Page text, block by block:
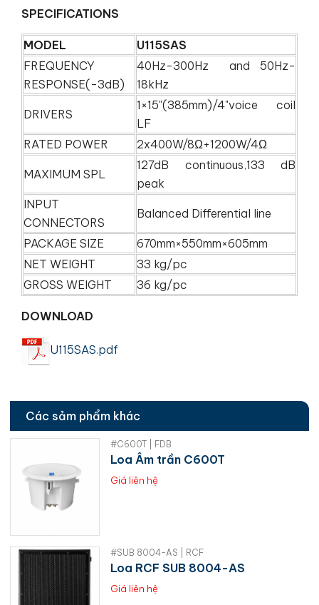
SPECIFICATIONS
MODEL
U115SAS
FREQUENCY
RESPONSE(-3dB)
40Hz-300Hz and 50Hz-
18kHz
DRIVERS
1×15"(385mm)/4"voice coil
LF
RATED POWER
2x400W/8Ω+1200W/4Ω
MAXIMUM SPL
127dB continuous,133 dB
peak
INPUT
CONNECTORS
Balanced Differential line
PACKAGE SIZE
670mm×550mm×605mm
NET WEIGHT
33 kg/pc
GROSS WEIGHT
36 kg/pc
DOWNLOAD
U115SAS.pdf
Các sảm phẩm khác
#C600T | FDB
Loa Âm trần C600T
Giá liên hệ
#SUB 8004-AS | RCF
Loa RCF SUB 8004-AS
Giá liên hệ